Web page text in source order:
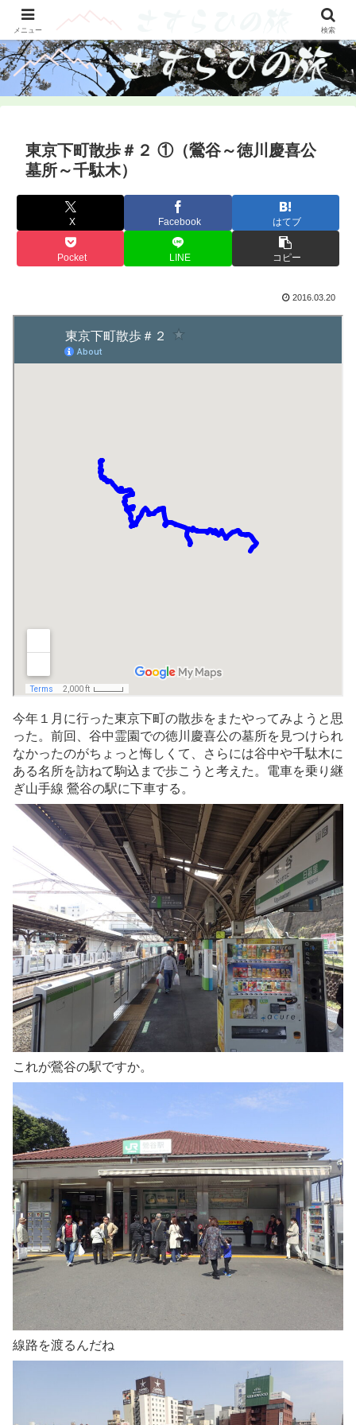
東京下町散歩＃２ ①（鶯谷～徳川慶喜公
墓所～千駄木）
X Facebook はてブ
Pocket LINE コピー
2016.03.20
今年１月に行った東京下町の散歩をまたやってみようと思
った。前回、谷中霊園での徳川慶喜公の墓所を見つけられ
なかったのがちょっと悔しくて、さらには谷中や千駄木に
ある名所を訪ねて駒込まで歩こうと考えた。電車を乗り継
ぎ山手線 鶯谷の駅に下車する。
これが鶯谷の駅ですか。
線路を渡るんだね
メニュー 検索